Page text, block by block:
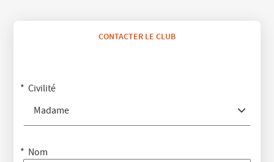
CONTACTER LE CLUB
Civilité
Madame
Nom